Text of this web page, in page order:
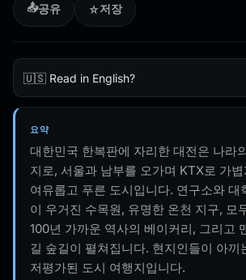
📤공유 ☆저장
🇺🇸 Read in English?
요약
대한민국 한복판에 자리한 대전은 나라
지로, 서울과 남부를 오가며 KTX로 가
여유롭고 푸른 도시입니다. 연구소와 대
이 우거진 수목원, 유명한 온천 지구, 모
100년 가까운 역사의 베이커리, 그리고
길 숲길이 펼쳐집니다. 현지인들이 아끼
저평가된 도시 여행지입니다.